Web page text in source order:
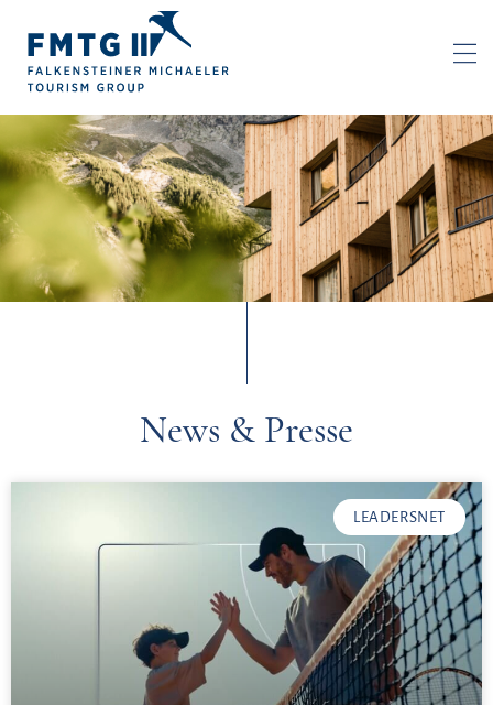
News & Presse
LEADERSNET